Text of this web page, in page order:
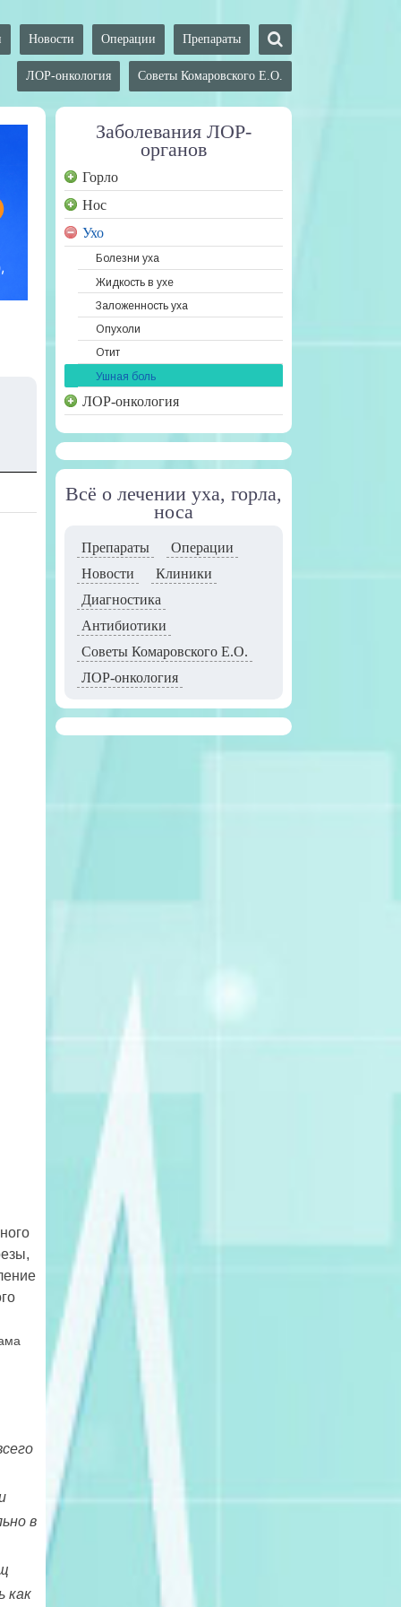
Препараты
Операции
Новости
Советы Комаровского Е.О.
ЛОР-онкология
в
как
Заболевания ЛОР-
органов
Горло
Нос
Ухо
Болезни уха
Жидкость в ухе
Заложенность уха
Опухоли
Отит
Ушная боль
ЛОР-онкология
Всё о лечении уха, горла,
носа
Препараты
Операции
Новости
Клиники
Диагностика
Антибиотики
Советы Комаровского Е.О.
ЛОР-онкология